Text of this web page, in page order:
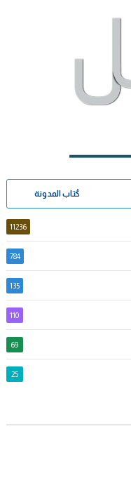
كُتاب المدونة
11236
784
135
110
69
25